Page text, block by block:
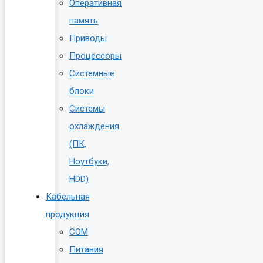
Оперативная
память
Приводы
Процессоры
Системные
блоки
Системы
охлаждения
(ПК,
Ноутбуки,
HDD)
Кабельная
продукция
COM
Питания